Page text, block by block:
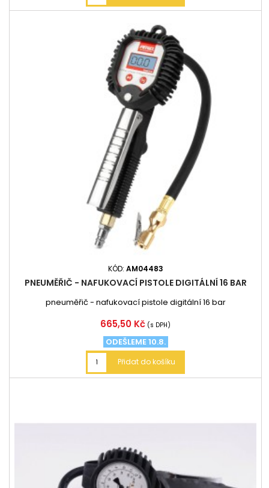
KÓD: AM04483
PNEUMĚŘIČ - NAFUKOVACÍ PISTOLE DIGITÁLNÍ 16 BAR
pneuměřič - nafukovací pistole digitální 16 bar
Cena
665,50 Kč (s DPH)
ODEŠLEME 10.8.
Přidat do košíku